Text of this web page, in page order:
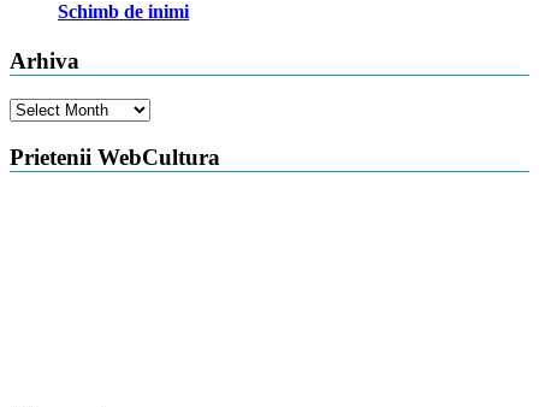
Schimb de inimi
Arhiva
Arhiva
Prietenii WebCultura